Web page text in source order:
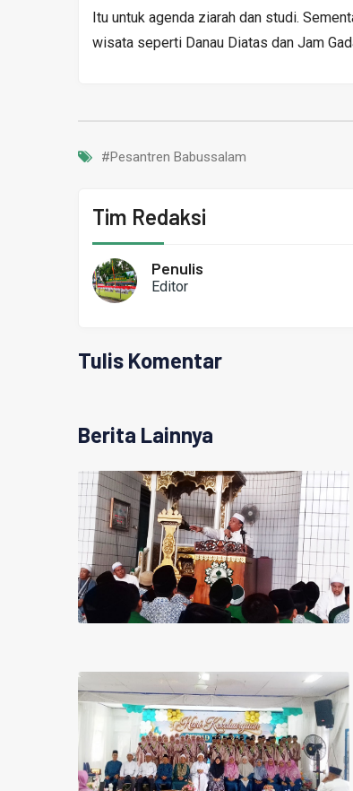
Itu untuk agenda ziarah dan studi.
wisata seperti Danau Diatas dan Jam
#Pesantren Babussalam
Tim Redaksi
Penulis
Editor
Tulis Komentar
Berita Lainnya